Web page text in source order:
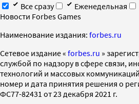
Все сразу
Еженедельная
Новости Forbes Games
Наименование издания: forbes.ru
Cетевое издание « forbes.ru »
службой по надзору в сфере связи,
технологий и массовых
номер и дата принятия решения о
ФС77-82431 от 23 декабря 2021 г.